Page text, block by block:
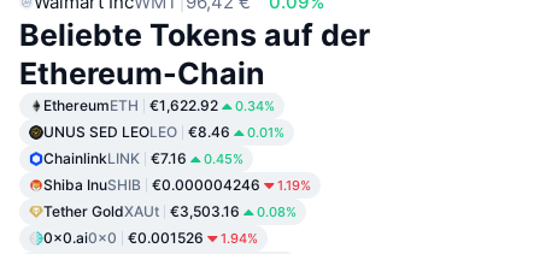
Beliebte Tokens auf der
Ethereum-Chain
EthereumETH €1,622.92 0.34%
UNUS SED LEOLEO €8.46 0.01%
ChainlinkLINK €7.16 0.45%
Shiba InuSHIB €0.000004246 1.19%
Tether GoldXAUt €3,503.16 0.08%
0x0.ai0x0 €0.001526 1.94%